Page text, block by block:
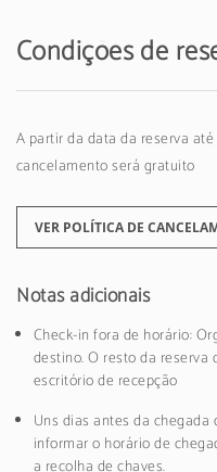
Condições de
A partir da data da reserva
cancelamento será gratuito
VER POLÍTICA DE
Notas adicionais
Check-in fora de horário:
destino. O resto da
escritório de recepção
Uns dias antes da
informar o horário de
a recolha de chaves.